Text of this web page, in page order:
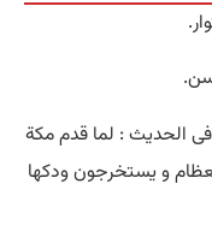
: لما قدم مکة
و یستخرجون ودکها